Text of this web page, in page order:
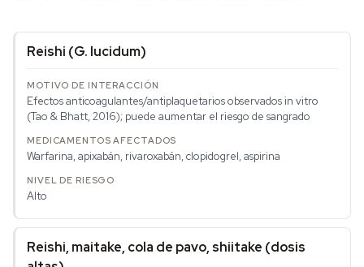
Reishi (G. lucidum)
Efectos anticoagulantes/antiplaquetarios observados in vitro
(Tao & Bhatt, 2016); puede aumentar el riesgo de sangrado
Warfarina, apixabán, rivaroxabán, clopidogrel, aspirina
Alto
Reishi, maitake, cola de pavo, shiitake (dosis